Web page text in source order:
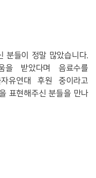
분들이 정말 많았습니다.
을 받았다며 음료수를
유연대 후원 중이라고
표현해주신 분들을 만나